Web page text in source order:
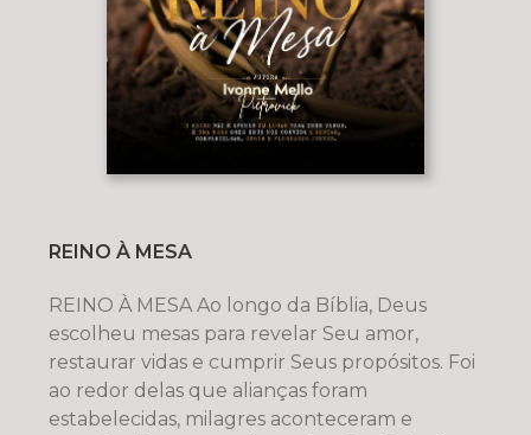
REINO À MESA
REINO À MESA Ao longo da Bíblia, Deus
escolheu mesas para revelar Seu amor,
restaurar vidas e cumprir Seus propósitos. Foi
ao redor delas que alianças foram
estabelecidas, milagres aconteceram e